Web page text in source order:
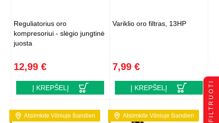
Reguliatorius oro
kompresoriui - slėgio jungtinė
juosta
12,99 €
Į KREPŠELĮ
Variklio oro filtras, 13HP
7,99 €
Į KREPŠELĮ
Atsiimkite Vilniuje šiandien Atsiimkite Vilniuje šiandien FILTRUOTI